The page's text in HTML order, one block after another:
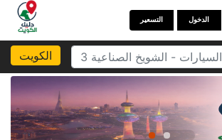
التسعير الدخول
الكويت